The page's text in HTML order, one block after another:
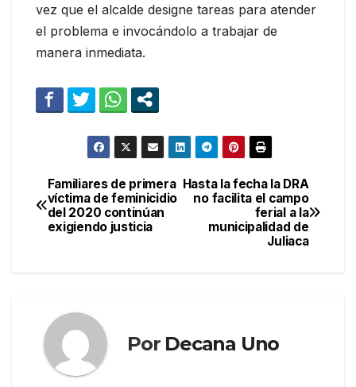
vez que el alcalde designe tareas para atender
el problema e invocándolo a trabajar de
manera inmediata.
Navegación
de
Hasta la fecha la DRA
no facilita el campo
ferial a la
municipalidad de
Juliaca
Familiares de primera
víctima de feminicidio
del 2020 continúan
exigiendo justicia
Por Decana Uno